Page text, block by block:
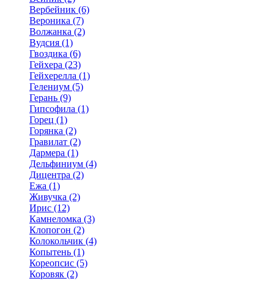
Вербейник (6)
Вероника (7)
Волжанка (2)
Вудсия (1)
Гвоздика (6)
Гейхера (23)
Гейхерелла (1)
Гелениум (5)
Герань (9)
Гипсофила (1)
Горец (1)
Горянка (2)
Гравилат (2)
Дармера (1)
Дельфиниум (4)
Дицентра (2)
Ежа (1)
Живучка (2)
Ирис (12)
Камнеломка (3)
Клопогон (2)
Колокольчик (4)
Копытень (1)
Кореопсис (5)
Коровяк (2)